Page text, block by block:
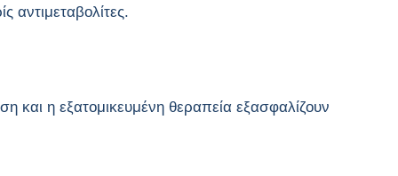
αντιμεταβολίτες.
η εξατομικευμένη θεραπεία εξασφαλίζουν